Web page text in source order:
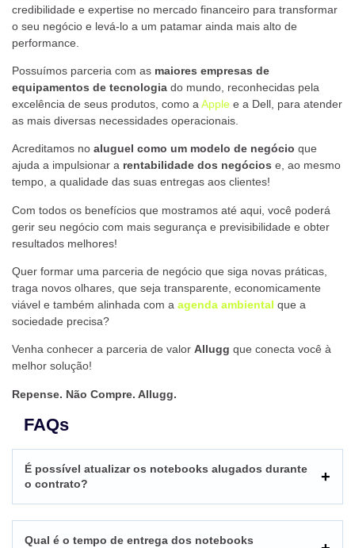
credibilidade e expertise no mercado financeiro para transformar
o seu negócio e levá-lo a um patamar ainda mais alto de
performance.
Possuímos parceria com as maiores empresas de
equipamentos de tecnologia do mundo, reconhecidas pela
excelência de seus produtos, como a Apple e a Dell, para atender
as mais diversas necessidades operacionais.
Acreditamos no aluguel como um modelo de negócio que
ajuda a impulsionar a rentabilidade dos negócios e, ao mesmo
tempo, a qualidade das suas entregas aos clientes!
Com todos os benefícios que mostramos até aqui, você poderá
gerir seu negócio com mais segurança e previsibilidade e obter
resultados melhores!
Quer formar uma parceria de negócio que siga novas práticas,
traga novos olhares, que seja transparente, economicamente
viável e também alinhada com a agenda ambiental que a
sociedade precisa?
Venha conhecer a parceria de valor Allugg que conecta você à
melhor solução!
Repense. Não Compre. Allugg.
FAQs
É possível atualizar os notebooks alugados durante
o contrato?
Qual é o tempo de entrega dos notebooks